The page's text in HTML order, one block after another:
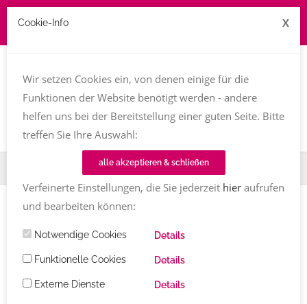
Fachfrauenmarkt Birgit Heintz
Cookie-Info X
Wir setzen Cookies ein, von denen einige für die
Funktionen der Website benötigt werden - andere
helfen uns bei der Bereitstellung einer guten Seite. Bitte
treffen Sie Ihre Auswahl:
alle akzeptieren & schließen
Verfeinerte Einstellungen, die Sie jederzeit hieraufrufen
und bearbeiten können:
Notwendige Cookies Details
Funktionelle Cookies Details
Externe Dienste Details